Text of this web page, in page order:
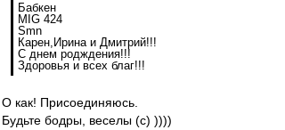
Бабкен
MIG 424
Smn
Карен,Ирина и Дмитрий!!!
С днем родждения!!!
Здоровья и всех благ!!!
О как! Присоединяюсь.
Будьте бодры, веселы (с) ))))